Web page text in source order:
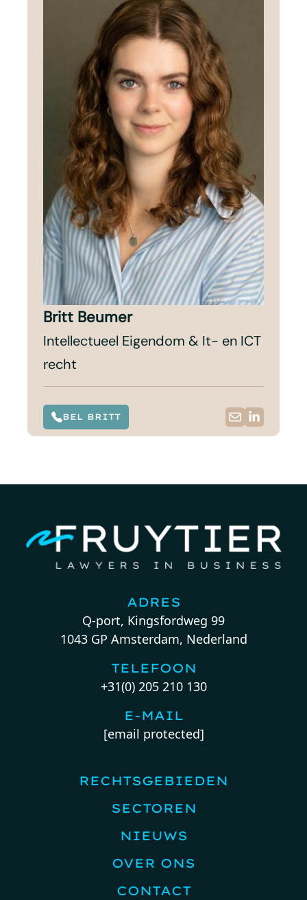
Britt Beumer
Intellectueel Eigendom & It- en ICT
recht
BEL BRITT
ADRES
Q-port, Kingsfordweg 99
1043 GP Amsterdam, Nederland
TELEFOON
+31(0) 205 210 130
E-MAIL
[email protected]
RECHTSGEBIEDEN
SECTOREN
NIEUWS
OVER ONS
CONTACT